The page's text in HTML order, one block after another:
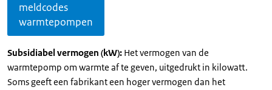
meldcodes
warmtepompen
Subsidiabel vermogen (kW): Het vermogen van de
warmtepomp om warmte af te geven, uitgedrukt in kilowatt.
Soms geeft een fabrikant een hoger vermogen dan het